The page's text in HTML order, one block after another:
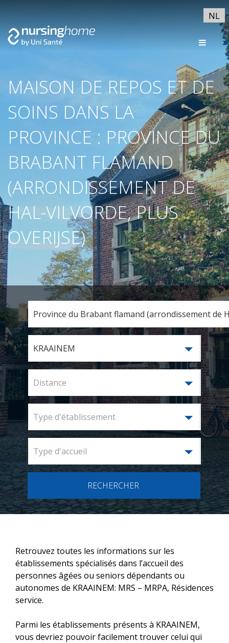
NL
MAISON DE REPOS ET DE
SOINS DANS LA
PROVINCE : PROVINCE DU
BRABANT FLAMAND
(ARRONDISSEMENT DE
HAL-VILVORDE, PLUS
OVERIJSE)
Province du Brabant flamand (arrondissement de
KRAAINEM
Distance
Type d'établissement
Type d'accueil
RECHERCHER
Retrouvez toutes les informations sur les
établissements spécialisés dans l’accueil des
personnes âgées ou seniors dépendants ou
autonomes de KRAAINEM: MRS – MRPA, Résidences
service.
Parmi les établissements présents à KRAAINEM,
vous devriez pouvoir facilement trouver celui qui